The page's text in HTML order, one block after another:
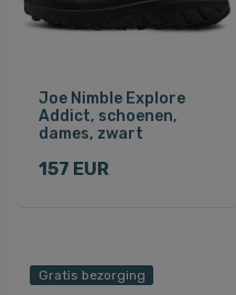
Joe Nimble Explore
Addict, schoenen,
dames, zwart
157 EUR
Gratis bezorging